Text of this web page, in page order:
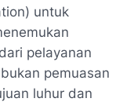
untuk
pelayanan
pemuasan
luhur dan